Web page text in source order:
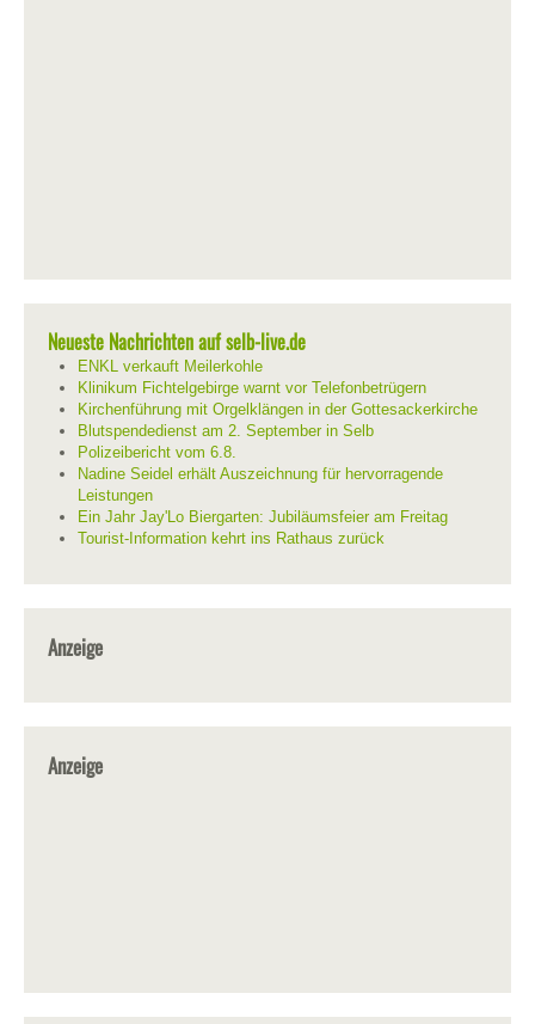
Neueste Nachrichten auf selb-live.de
ENKL verkauft Meilerkohle
Klinikum Fichtelgebirge warnt vor Telefonbetrügern
Kirchenführung mit Orgelklängen in der Gottesackerkirche
Blutspendedienst am 2. September in Selb
Polizeibericht vom 6.8.
Nadine Seidel erhält Auszeichnung für hervorragende
Leistungen
Ein Jahr Jay'Lo Biergarten: Jubiläumsfeier am Freitag
Tourist-Information kehrt ins Rathaus zurück
Anzeige
Anzeige